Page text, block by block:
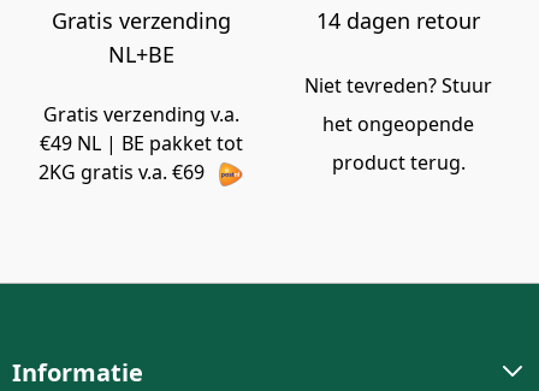
Gratis verzending
NL+BE
Gratis verzending v.a.
€49 NL | BE pakket tot
2KG gratis v.a. €69
14 dagen retour
Niet tevreden? Stuur
het ongeopende
product terug.
Informatie